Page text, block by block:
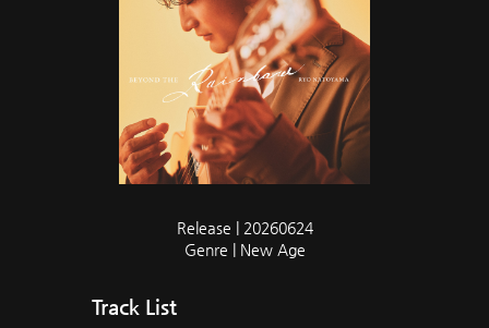
Release | 20260624
Genre | New Age
Track List